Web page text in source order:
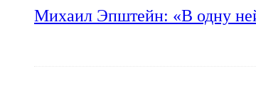
Михаил Эпштейн: «В одну